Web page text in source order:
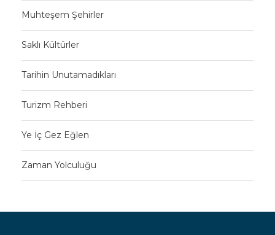
Muhteşem Şehirler
Saklı Kültürler
Tarihin Unutamadıkları
Turizm Rehberi
Ye İç Gez Eğlen
Zaman Yolculuğu